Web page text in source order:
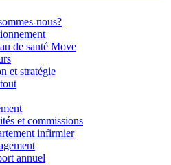
nous?
de santé Move
et stratégie
et commissions
infirmier
annuel